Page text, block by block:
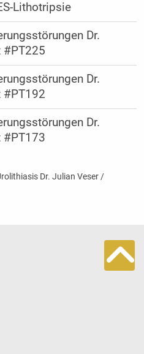
Lithotripsie
Dr.
#PT225
Dr.
#PT192
Dr.
#PT173
Dr. Julian Veser /